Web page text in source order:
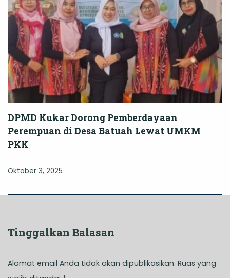
DPMD Kukar Dorong Pemberdayaan
Perempuan di Desa Batuah Lewat UMKM
PKK
Oktober 3, 2025
Tinggalkan Balasan
Alamat email Anda tidak akan dipublikasikan. Ruas yang